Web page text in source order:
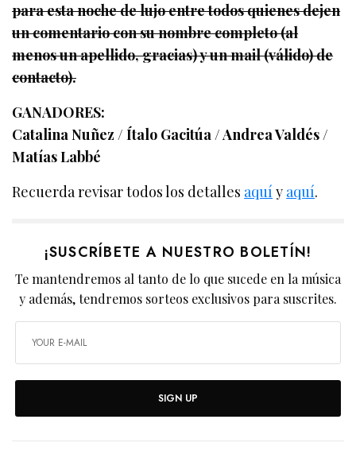
para esta noche de lujo entre todos quienes dejen
un comentario con su nombre completo (al
menos un apellido, gracias) y un mail (válido) de
contacto).
GANADORES:
Catalina Nuñez / Ítalo Gacitúa / Andrea Valdés /
Matías Labbé
Recuerda revisar todos los detalles aquí y aquí.
¡SUSCRÍBETE A NUESTRO BOLETÍN!
Te mantendremos al tanto de lo que sucede en la música
y además, tendremos sorteos exclusivos para suscrites.
SIGN UP